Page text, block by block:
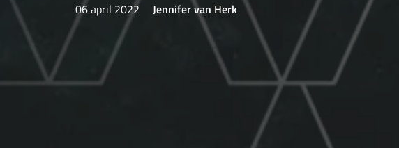
06 april 2022 Jennifer van Herk